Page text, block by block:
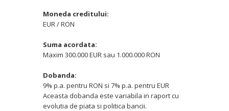
Moneda creditului:
EUR / RON
Suma acordata:
Maxim 300.000 EUR sau 1.000.000 RON
Dobanda:
9% p.a. pentru RON si 7% p.a. pentru EUR
Aceasta dobanda este variabila in raport cu
evolutia de piata si politica bancii.